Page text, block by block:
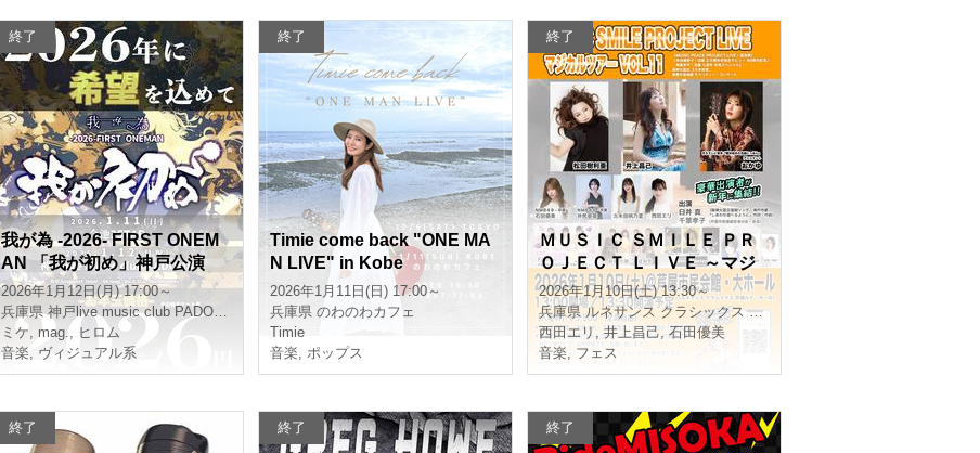
終了
我が為 -2026- FIRST ONEM
AN 「我が初め」神戸公演
2026年1月12日(月) 17:00～
兵庫県 神戸live music club PADOMA
ミケ, mag., ヒロム
音楽, ヴィジュアル系
終了
Timie come back "ONE MA
N LIVE" in Kobe
2026年1月11日(日) 17:00～
兵庫県 のわのわカフェ
Timie
音楽, ポップス
終了
ＭＵＳＩＣ ＳＭＩＬＥ ＰＲ
ＯＪＥＣＴ ＬＩＶＥ ～マジ
カルツアー ＶＯＬ．１１
2026年1月10日(土) 13:30～
兵庫県 ルネサンス クラシックス 芦屋ルナ・ホール
西田エリ ,井上昌己,石田優美
音楽, フェス
終了 終了 終了